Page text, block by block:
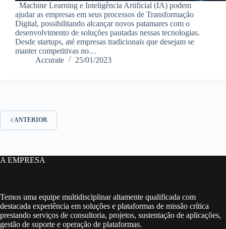
Machine Learning e Inteligência Artificial (IA) podem
ajudar as empresas em seus processos de Transformação
Digital, possibilitando alcançar novos patamares com o
desenvolvimento de soluções pautadas nessas tecnologias.
Desde startups, até empresas tradicionais que desejam se
manter competitivas no…
Accurate
25/01/2023
ANTERIOR
A EMPRESA
Temos uma equipe multidisciplinar altamente qualificada com
destacada experiência em soluções e plataformas de missão crítica
prestando serviços de consultoria, projetos, sustentação de aplicações,
gestão de suporte e operação de plataformas.